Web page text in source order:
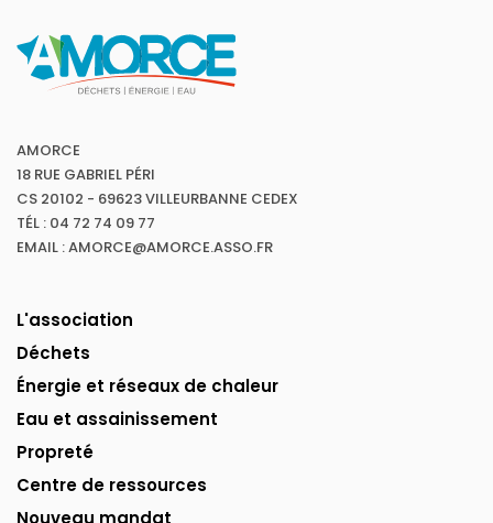
AMORCE
18 RUE GABRIEL PÉRI
CS 20102 - 69623 VILLEURBANNE CEDEX
TÉL : 04 72 74 09 77
EMAIL : AMORCE@AMORCE.ASSO.FR
L'association
Déchets
Énergie et réseaux de chaleur
Eau et assainissement
Propreté
Centre de ressources
Nouveau mandat